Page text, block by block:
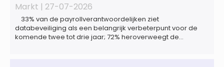
Markt | 27-07-2026
33% van de payrollverantwoordelijken ziet
databeveiliging als een belangrijk verbeterpunt voor de
komende twee tot drie jaar; 72% heroverweegt de